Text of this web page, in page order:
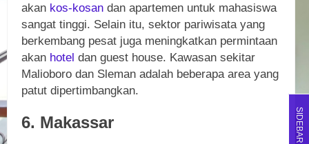
akan kos-kosan dan apartemen untuk mahasiswa
sangat tinggi. Selain itu, sektor pariwisata yang
berkembang pesat juga meningkatkan permintaan
akan hotel dan guest house. Kawasan sekitar
Malioboro dan Sleman adalah beberapa area yang
patut dipertimbangkan.
6. Makassar SIDEBAR